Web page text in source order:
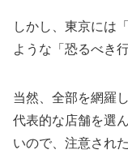
しかし、東京には
ような「恐るべき
当然、全部を網羅
代表的な店舗を選
いので、注意された